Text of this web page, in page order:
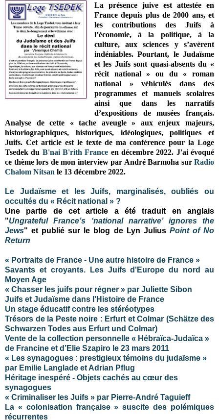
La présence juive est attestée en
France depuis plus de 2000 ans, et
les contributions des Juifs à
l’économie, à la politique, à la
culture, aux sciences y s’avèrent
indéniables. Pourtant, le Judaïsme
et les Juifs sont quasi-absents du «
récit national » ou du « roman
national » véhiculés dans des
programmes et manuels scolaires
ainsi que dans les narratifs
d’expositions de musées français.
Analyse de cette « tache aveugle » aux enjeux majeurs,
historiographiques, historiques, idéologiques, politiques et
Juifs. Cet article est le texte de ma conférence pour la Loge
Tsedek du B'nai B'rith France en décembre 2022. J'ai évoqué
ce thème lors de mon interview par André Barmoha sur Radio
Chalom Nitsan le 13 décembre 2022.
Le Judaïsme et les Juifs, marginalisés, oubliés ou
occultés du « Récit national » ?
Une partie de cet article a été traduit en anglais
"Ungrateful France’s ‘national narrative’ ignores the
Jews"et publié sur le blog de Lyn Julius Point of No
Return
« Portraits de France - Une autre histoire de France »
Savants et croyants. Les Juifs d'Europe du nord au
Moyen Age
« Chasser les juifs pour régner » par Juliette Sibon
Juifs et Judaïsme dans l'Histoire de France
Un stage éducatif contre les stéréotypes
Trésors de la Peste noire : Erfurt et Colmar (Schätze des
Schwarzen Todes aus Erfurt und Colmar)
Vente de la collection personnelle « Hébraïca-Judaïca »
de Francine et d’Elie Szapiro le 23 mars 2011
« Les synagogues : prestigieux témoins du judaïsme »
par Emilie Langlade et Adrian Pflug
Héritage inespéré - Objets cachés au cœur des
synagogues
« Criminaliser les Juifs » par Pierre-André Taguieff
La « colonisation française » suscite des polémiques
récurrentes